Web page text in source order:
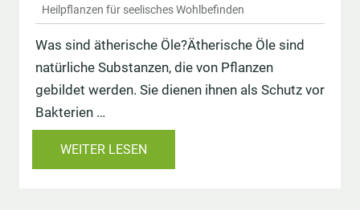
Heilpflanzen für seelisches Wohlbefinden
Was sind ätherische Öle?Ätherische Öle sind
natürliche Substanzen, die von Pflanzen
gebildet werden. Sie dienen ihnen als Schutz vor
Bakterien …
WEITER LESEN